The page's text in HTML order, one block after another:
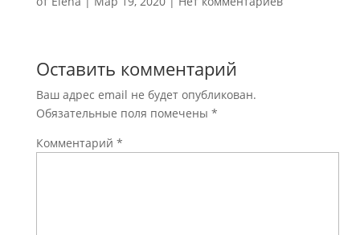
Оставить комментарий
Ваш адрес email не будет опубликован.
Обязательные поля помечены *
Комментарий *